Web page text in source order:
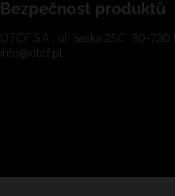
Bezpečnost produktů
OTCF S.A., ul. Saska 25C, 30-720
info@otcf.pl